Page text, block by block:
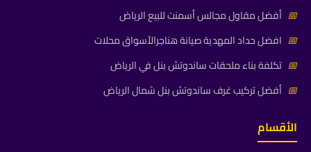
📅 أفضل مقاول مجالس أسمنت للبيع الرياض
📅 افضل حداد المهدية صيانة هناجرالأسواق محلات
📅 تكلفة بناء ملحقات ساندوتش بنل في الرياض
📅 أفضل تركيب غرف ساندوتش بنل شمال الرياض
الأقسام